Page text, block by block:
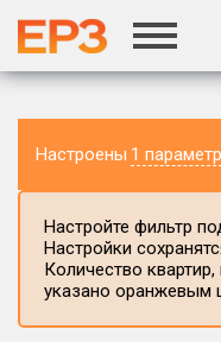
Настроены 1 параметр
Настройте фильтр
Настройки
Количество
указано оранжевым